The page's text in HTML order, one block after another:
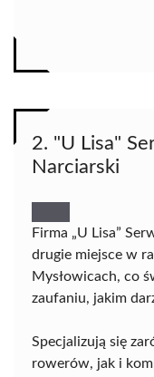
2. "U Lisa"
Narciarski
Firma „U Lisa”
drugie miejsce w
Mysłowicach, co
zaufaniu, jakim
Specjalizują się
rowerów, jak i